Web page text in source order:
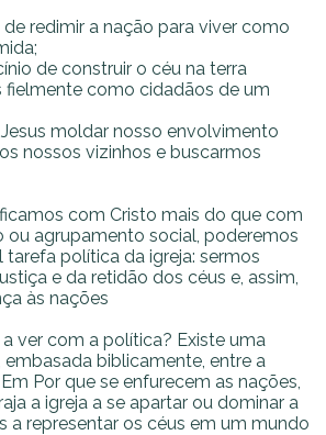
redimir a nação para viver como
de construir o céu na terra
como cidadãos de um
moldar nosso envolvimento
nossos vizinhos e buscarmos
com Cristo mais do que com
agrupamento social, poderemos
tarefa política da igreja: sermos
e da retidão dos céus e, assim,
às nações
ver com a política? Existe uma
biblicamente, entre a
Por que se enfurecem as nações,
a igreja a se apartar ou dominar a
a representar os céus em um mundo